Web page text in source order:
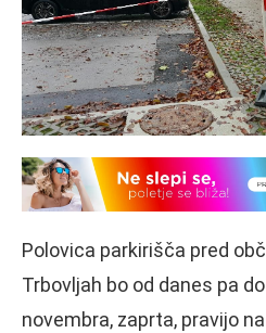
Polovica parkirišča pred
Trbovljah bo od danes pa
novembra, zaprta, pravijo na